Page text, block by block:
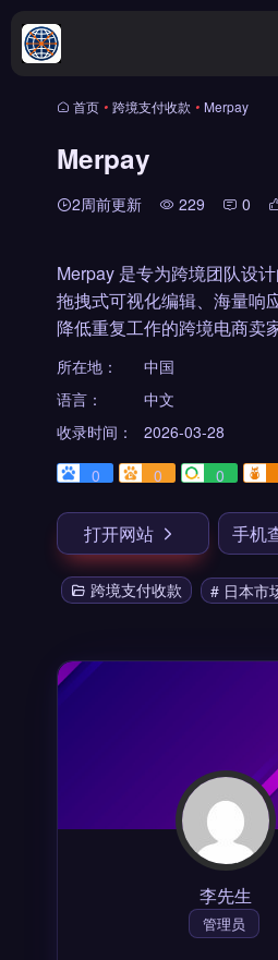
首页 • 跨境支付收款 • Merpay
Merpay
2周前更新 229 0
Merpay 是专为跨境团队设
拖拽式可视化编辑、海量响
降低重复工作的跨境电商卖
所在地：
中国
语言：
中文
收录时间：
2026-03-28
0
0 0
打开网站 手机
跨境支付收款 # 日本市
李先生
管理员